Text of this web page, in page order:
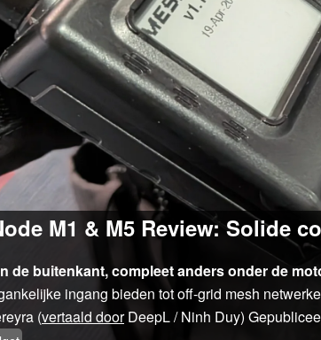
M1 & M5 Review: Solide
de buitenkant, compleet anders onder de
ingang bieden tot off-grid mesh
(vertaald doorDeepL / Ninh Duy)